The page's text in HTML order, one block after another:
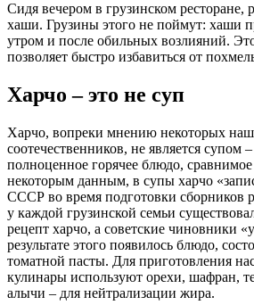
Сидя вечером в грузинском ресторане,
хаши. Грузины этого не поймут: хаши
утром и после обильных возлияний.
позволяет быстро избавиться от
Харчо – это не суп
Харчо, вопреки мнению некоторых
соотечественников, не является супом
полноценное горячее блюдо,
некоторым данным, в супы харчо
СССР во время подготовки сборников
у каждой грузинской семьи
рецепт харчо, а советские чиновники
результате этого появилось блюдо,
томатной пасты. Для приготовления
кулинары используют орехи, шафран,
алычи – для нейтрализации жира.